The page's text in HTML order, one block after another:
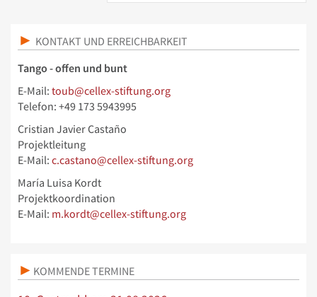
KONTAKT UND ERREICHBARKEIT
Tango - offen und bunt
E-Mail: toub@cellex-stiftung.org
Telefon: +49 173 5943995
Cristian Javier Castaño
Projektleitung
E-Mail: c.castano@cellex-stiftung.org
María Luisa Kordt
Projektkoordination
E-Mail: m.kordt@cellex-stiftung.org
KOMMENDE TERMINE